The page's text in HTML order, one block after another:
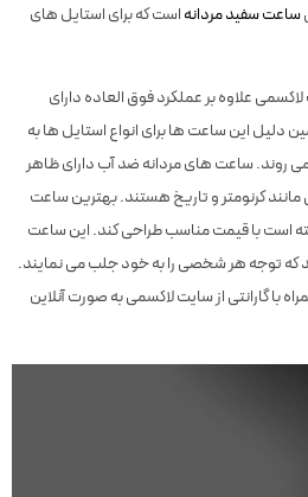
ساعت سفید مردانهاست که برای استایل های
علاوه بر عملکرد فوق العاده دارای
دلیل این ساعت ها برای انواع استایل ها به
روند. ساعت های مردانه ضد آب دارای ظاهر
مانند کرنومتر و تاریخ هستند. بهترین ساعت
است با قیمت مناسب طراحی کند. این ساعت
که توجه هر شخصی را به خود جلب می نمایند.
گارانتی از سایت لاکسمی به صورت آنلاین